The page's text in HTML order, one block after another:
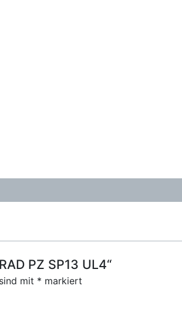
PZ SP13 UL4“
mit * markiert